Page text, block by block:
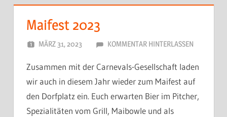
Maifest 2023
MÄRZ 31, 2023 DORFJUGEND
KOMMENTAR HINTERLASSEN
Zusammen mit der Carnevals-Gesellschaft laden
wir auch in diesem Jahr wieder zum Maifest auf
den Dorfplatz ein. Euch erwarten Bier im Pitcher,
Spezialitäten vom Grill, Maibowle und als